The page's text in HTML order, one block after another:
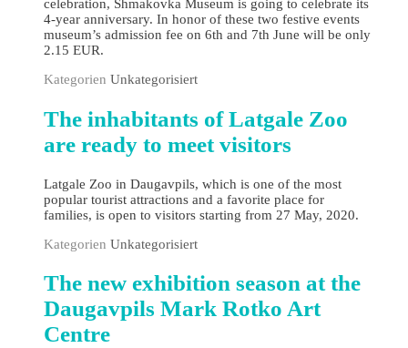
celebration, Shmakovka Museum is going to celebrate its
4-year anniversary. In honor of these two festive events
museum’s admission fee on 6th and 7th June will be only
2.15 EUR.
Kategorien Unkategorisiert
The inhabitants of Latgale Zoo
are ready to meet visitors
Latgale Zoo in Daugavpils, which is one of the most
popular tourist attractions and a favorite place for
families, is open to visitors starting from 27 May, 2020.
Kategorien Unkategorisiert
The new exhibition season at the
Daugavpils Mark Rotko Art
Centre